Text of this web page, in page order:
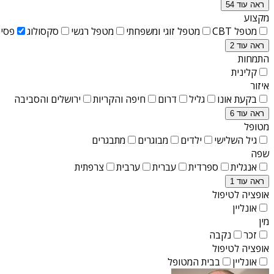
ראה עוד 54
מקצוע
מטפל CBT
מטפל זוגי ומשפחתי מטפל רגשי סקסולוג
ראה עוד 2
התמחות
קלינית
איזור
בקעת אונו
גליל דרום חיפה והקריות ירושלים והסביבה
ראה עוד 6
מטופל
גיל השלישי
ילדים מבוגרים
מתבגרים
שפה
אנגלית
ספרדית עברית ערבית צרפתית
ראה עוד 1
אופציה לטיפול
אונליין
מין
זכר
נקבה
אופציה לטיפול
אונליין
בבית המטופל